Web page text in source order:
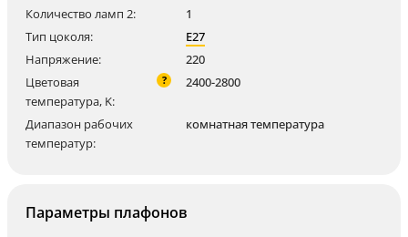
Количество ламп 2:
1
Тип цоколя:
E27
Напряжение:
220
Цветовая
температура, K:
? 2400-2800
Диапазон рабочих
температур:
комнатная температура
Параметры плафонов